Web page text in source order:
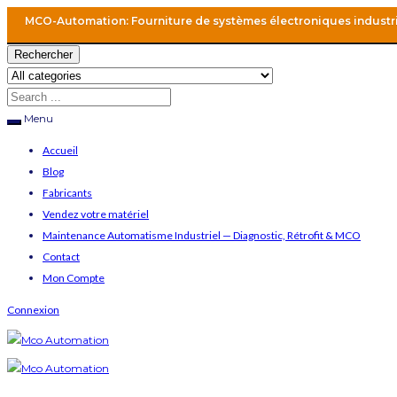
MCO-Automation: Fourniture de systèmes électroniques
Rechercher
Menu
Accueil
Blog
Fabricants
Vendez votre matériel
Maintenance Automatisme Industriel — Diagnostic, Rétrofit & MCO
Contact
Mon Compte
Connexion